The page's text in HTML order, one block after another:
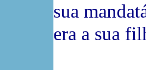
sua
era a sua